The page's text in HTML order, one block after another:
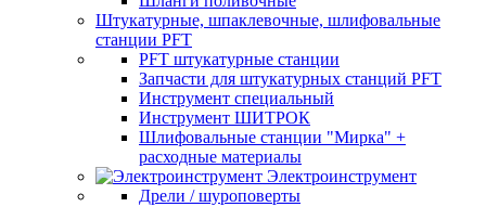
Штукатурные, шпаклевочные, шлифовальные
станции PFT
PFT штукатурные станции
Запчасти для штукатурных станций PFT
Инструмент специальный
Инструмент ШИТРОК
Шлифовальные станции "Мирка" +
расходные материалы
Электроинструмент
Дрели / шуроповерты